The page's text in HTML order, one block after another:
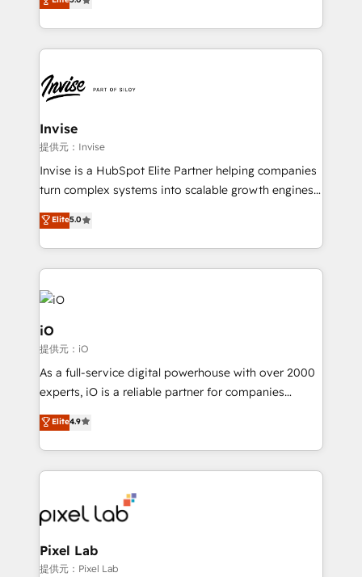
much Benelux companies as possible to be
bespoke approach for every client. Services include
business growth strategies, sales enablement, CRM
set-up, Migrations, Integrations, Enterprise level
Ops Hub Software, inbound marketing strategy,
content strategies, branding, HubSpot CMS,
bespoke web apps and growth driven design
websites. Experienced in helping Global B2B
Manufacturers, Fintech, Professional Services, IT and
SaaS industries.
Invise
提供元：Invise
Invise is a HubSpot Elite Partner helping companies
turn complex systems into scalable growth engines.
We combine strategy, technology and change
management to drive measurable results. As part of
the fast-growing Siloy Group, we unite more than
250+ HubSpot experts across Europe – ready to
build a CRM architecture optimized to support your
business goals. Talk to us if you’re looking to: -
Connect marketing, sales and operations around one
reliable source of truth - Unlock the full value of your
CRM and marketing data, not just implement a
system - Accelerate impact with a partner who
Elite5.0
iO
提供元：iO
As a full-service digital powerhouse with over 2000
experts, iO is a reliable partner for companies
looking to strengthen their position in the fields of
marketing, technology, content, strategy and
creation. iO combines in-depth knowledge on both
the marketing and technology end of HubSpot,
from end-to-end. Teams of marketing specialists,
developers, copywriters and designers work side by
side to meet the specific demands of every client
and project. Dedicated HubSpot teams combine all
Elite4.9
Pixel Lab
提供元：Pixel Lab